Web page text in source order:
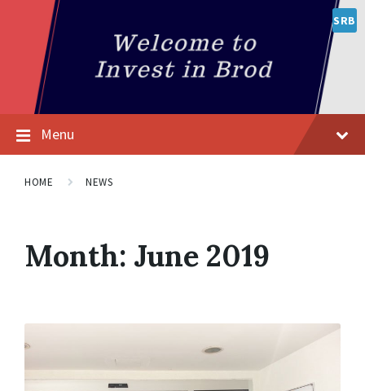
SRB
Menu
HOME NEWS
Month: June 2019